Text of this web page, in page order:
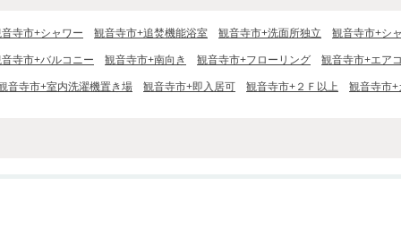
寺市+シャワー 観音寺市+追焚機能浴室 観音寺市+洗面所独立 観音寺市+シ
寺市+バルコニー 観音寺市+南向き 観音寺市+フローリング 観音寺市+エア
音寺市+室内洗濯機置き場 観音寺市+即入居可 観音寺市+２Ｆ以上 観音寺市